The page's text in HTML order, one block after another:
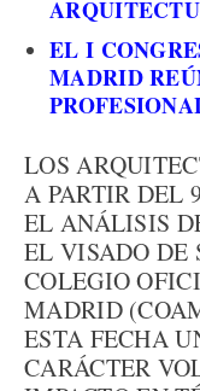
EL I
MADRID
LOS
A PARTIR DEL
EL ANÁLISIS
EL VISADO DE
COLEGIO
MADRID
ESTA FECHA
CARÁCTER